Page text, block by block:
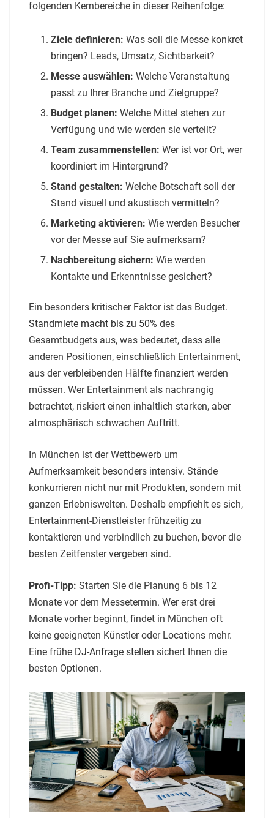
folgenden Kernbereiche in dieser Reihenfolge:
Ziele definieren: Was soll die Messe konkret
bringen? Leads, Umsatz, Sichtbarkeit?
Messe auswählen: Welche Veranstaltung
passt zu Ihrer Branche und Zielgruppe?
Budget planen: Welche Mittel stehen zur
Verfügung und wie werden sie verteilt?
Team zusammenstellen: Wer ist vor Ort, wer
koordiniert im Hintergrund?
Stand gestalten: Welche Botschaft soll der
Stand visuell und akustisch vermitteln?
Marketing aktivieren: Wie werden Besucher
vor der Messe auf Sie aufmerksam?
Nachbereitung sichern: Wie werden
Kontakte und Erkenntnisse gesichert?
Ein besonders kritischer Faktor ist das Budget.
Standmiete macht bis zu 50% des
Gesamtbudgets aus, was bedeutet, dass alle
anderen Positionen, einschließlich Entertainment,
aus der verbleibenden Hälfte finanziert werden
müssen. Wer Entertainment als nachrangig
betrachtet, riskiert einen inhaltlich starken, aber
atmosphärisch schwachen Auftritt.
In München ist der Wettbewerb um
Aufmerksamkeit besonders intensiv. Stände
konkurrieren nicht nur mit Produkten, sondern mit
ganzen Erlebniswelten. Deshalb empfiehlt es sich,
Entertainment-Dienstleister frühzeitig zu
kontaktieren und verbindlich zu buchen, bevor die
besten Zeitfenster vergeben sind.
Profi-Tipp: Starten Sie die Planung 6 bis 12
Monate vor dem Messetermin. Wer erst drei
Monate vorher beginnt, findet in München oft
keine geeigneten Künstler oder Locations mehr.
Eine frühe DJ-Anfrage stellen sichert Ihnen die
besten Optionen.